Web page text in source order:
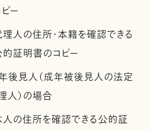
ー
理人の住所・本籍を確認できる
的証明書のコピー
見人（成年被後見人の法定
人）の場合
人の住所を確認できる公的証